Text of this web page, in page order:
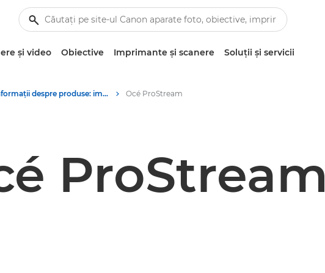
şi video Obiective Imprimante şi scanere Soluţii şi servicii
Informaţii despre produse: imprimarea de producţie - Centru de presă Canon Océ ProStream
ProStream